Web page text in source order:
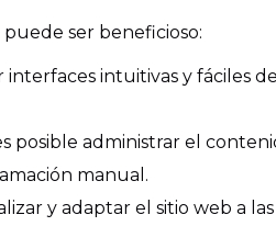
puede ser beneficioso:
interfaces intuitivas y fáciles
posible administrar el
manual.
y adaptar el sitio web a